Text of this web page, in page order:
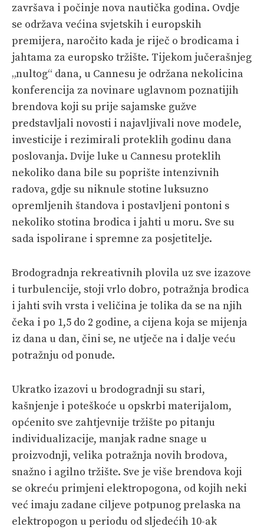
završava i počinje nova nautička godina. Ovdje
se održava većina svjetskih i europskih
premijera, naročito kada je riječ o brodicama i
jahtama za europsko tržište. Tijekom jučerašnjeg
„nultog“ dana, u Cannesu je održana nekolicina
konferencija za novinare uglavnom poznatijih
brendova koji su prije sajamske gužve
predstavljali novosti i najavljivali nove modele,
investicije i rezimirali proteklih godinu dana
poslovanja. Dvije luke u Cannesu proteklih
nekoliko dana bile su poprište intenzivnih
radova, gdje su niknule stotine luksuzno
opremljenih štandova i postavljeni pontoni s
nekoliko stotina brodica i jahti u moru. Sve su
sada ispolirane i spremne za posjetitelje.
Brodogradnja rekreativnih plovila uz sve izazove
i turbulencije, stoji vrlo dobro, potražnja brodica
i jahti svih vrsta i veličina je tolika da se na njih
čeka i po 1,5 do 2 godine, a cijena koja se mijenja
iz dana u dan, čini se, ne utječe na i dalje veću
potražnju od ponude.
Ukratko izazovi u brodogradnji su stari,
kašnjenje i poteškoće u opskrbi materijalom,
općenito sve zahtjevnije tržište po pitanju
individualizacije, manjak radne snage u
proizvodnji, velika potražnja novih brodova,
snažno i agilno tržište. Sve je više brendova koji
se okreću primjeni elektropogona, od kojih neki
već imaju zadane ciljeve potpunog prelaska na
elektropogon u periodu od sljedećih 10-ak